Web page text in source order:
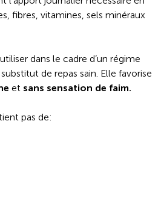
fibres, vitamines, sels minéraux
dans le cadre d’un régime
de repas sain. Elle favorise
et sans sensation de faim.
pas de: